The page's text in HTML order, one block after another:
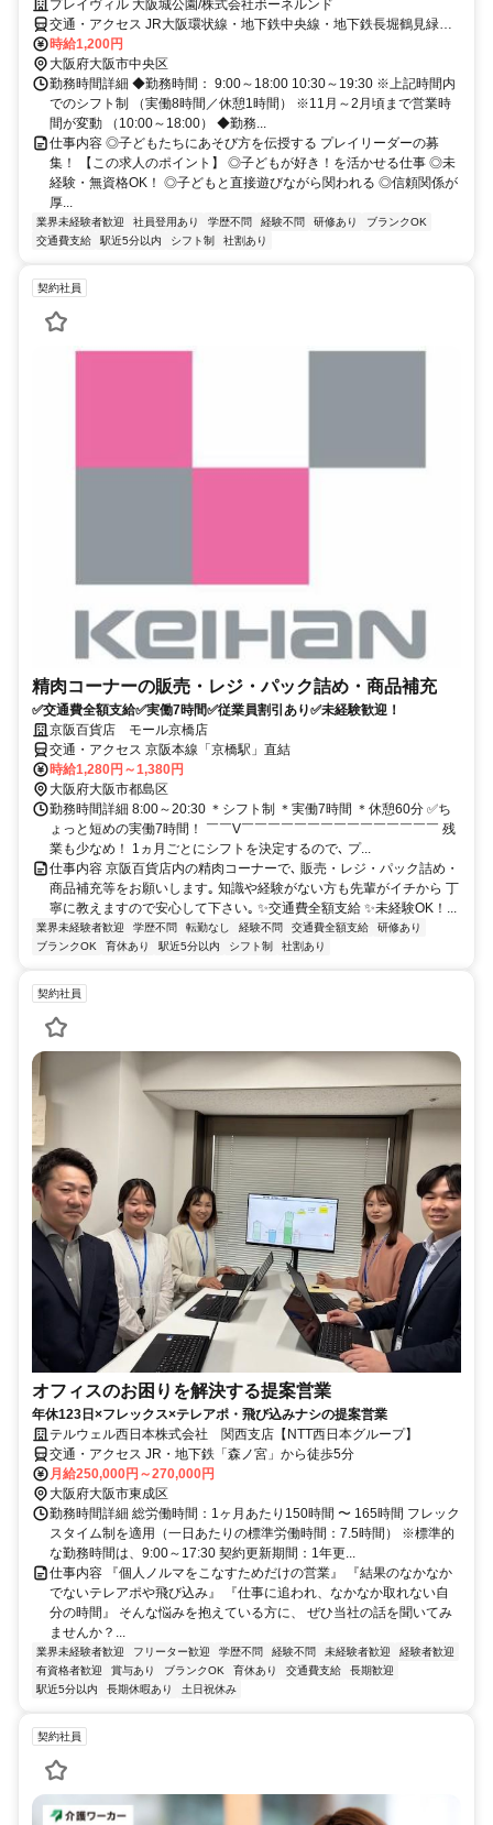
プレイヴィル 大阪城公園/株式会社ボーネルンド
交通・アクセス JR大阪環状線・地下鉄中央線・地下鉄長堀鶴見緑地
線「森ノ宮駅」から徒歩5分
時給1,200円
大阪府大阪市中央区
勤務時間詳細 ◆勤務時間： 9:00～18:00 10:30～19:30 ※上記時間内
でのシフト制 （実働8時間／休憩1時間） ※11月～2月頃まで営業時
間が変動 （10:00～18:00） ◆勤務...
仕事内容 ◎子どもたちにあそび方を伝授する プレイリーダーの募
集！ 【この求人のポイント】 ◎子どもが好き！を活かせる仕事 ◎未
経験・無資格OK！ ◎子どもと直接遊びながら関われる ◎信頼関係が
厚...
業界未経験者歓迎 社員登用あり 学歴不問 経験不問 研修あり
ブランクOK
交通費支給
駅近5分以内 シフト制 社割あり
契約社員
精肉コーナーの販売・レジ・パック詰め・商品補充
✅交通費全額支給✅実働7時間✅従業員割引あり✅未経験歓迎！
京阪百貨店 モール京橋店
交通・アクセス 京阪本線「京橋駅」直結
時給1,280円～1,380円
大阪府大阪市都島区
勤務時間詳細 8:00～20:30 ＊シフト制 ＊実働7時間 ＊休憩60分 ✅ち
ょっと短めの実働7時間！ ￣￣V￣￣￣￣￣￣￣￣￣￣￣￣￣￣￣ 残
業も少なめ！ 1ヵ月ごとにシフトを決定するので､ プ...
仕事内容 京阪百貨店内の精肉コーナーで､ 販売・レジ・パック詰め・
商品補充等をお願いします｡ 知識や経験がない方も先輩がイチから 丁
寧に教えますので安心して下さい｡ ✨交通費全額支給 ✨未経験OK！...
業界未経験者歓迎 学歴不問 転勤なし 経験不問 交通費全額支給
研修あり
ブランクOK
育休あり 駅近5分以内 シフト制 社割あり
契約社員
オフィスのお困りを解決する提案営業
年休123日×フレックス×テレアポ・飛び込みナシの提案営業
テルウェル西日本株式会社 関西支店【NTT西日本グループ】
交通・アクセス JR・地下鉄「森ノ宮」から徒歩5分
月給250,000円～270,000円
大阪府大阪市東成区
勤務時間詳細 総労働時間：1ヶ月あたり150時間 〜 165時間 フレック
スタイム制を適用（一日あたりの標準労働時間：7.5時間） ※標準的
な勤務時間は、9:00～17:30 契約更新期間：1年更...
仕事内容 『個人ノルマをこなすためだけの営業』 『結果のなかなか
でないテレアポや飛び込み』 『仕事に追われ、なかなか取れない自
分の時間』 そんな悩みを抱えている方に、 ぜひ当社の話を聞いてみ
ませんか？...
業界未経験者歓迎 フリーター歓迎 学歴不問 経験不問 未経験者歓迎
経験者歓迎
有資格者歓迎
賞与あり ブランクOK 育休あり 交通費支給
長期歓迎
駅近5分以内
長期休暇あり 土日祝休み
契約社員